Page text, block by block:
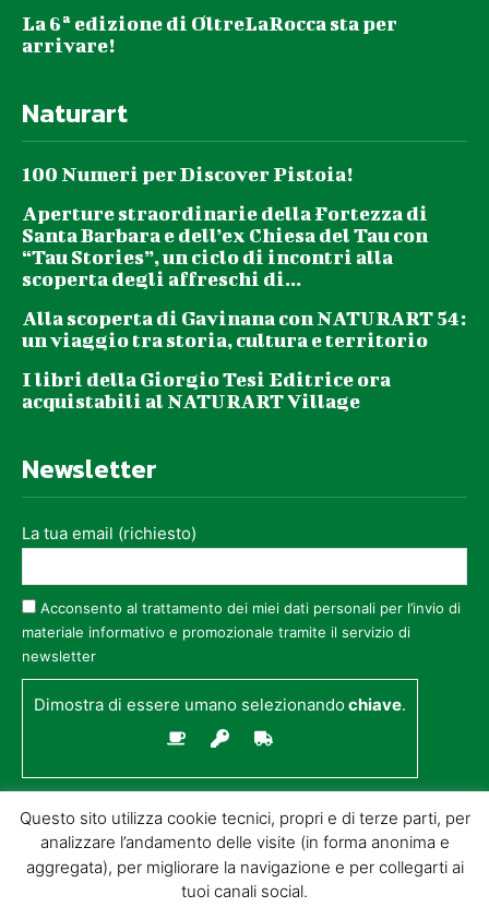
La 6ª edizione di OltreLaRocca sta per
arrivare!
Naturart
100 Numeri per Discover Pistoia!
Aperture straordinarie della Fortezza di
Santa Barbara e dell’ex Chiesa del Tau con
“Tau Stories”, un ciclo di incontri alla
scoperta degli affreschi di...
Alla scoperta di Gavinana con NATURART 54:
un viaggio tra storia, cultura e territorio
I libri della Giorgio Tesi Editrice ora
acquistabili al NATURART Village
Newsletter
La tua email (richiesto)
Acconsento al trattamento dei miei dati personali per l’invio di
materiale informativo e promozionale tramite il servizio di
newsletter
Dimostra di essere umano selezionandochiave.
Questo sito utilizza cookie tecnici, propri e di terze parti, per
analizzare l’andamento delle visite (in forma anonima e
aggregata), per migliorare la navigazione e per collegarti ai
tuoi canali social.